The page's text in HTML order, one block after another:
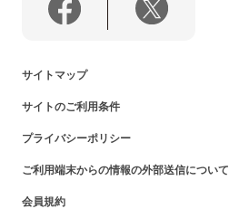
サイトマップ
サイトのご利用条件
プライバシーポリシー
ご利用端末からの情報の外部送信について
会員規約